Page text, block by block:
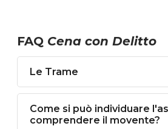
FAQ Cena con Delitto
Le Trame
Come si può individuare
comprendere il movente?